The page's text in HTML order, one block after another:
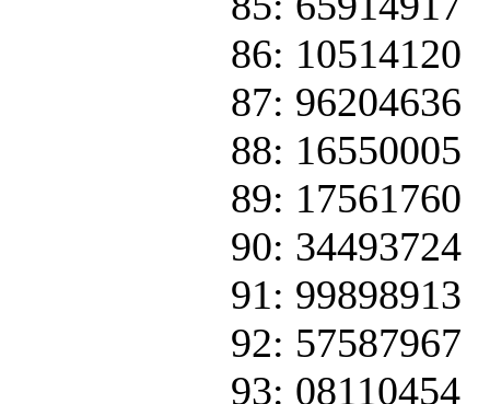
86: 10514120
87: 96204636
88: 16550005
89: 17561760
90: 34493724
91: 99898913
92: 57587967
93: 08110454